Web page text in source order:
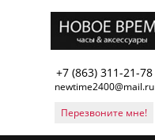
+7 (863) 311-21-78
newtime2400@mail.ru
Перезвоните мне!